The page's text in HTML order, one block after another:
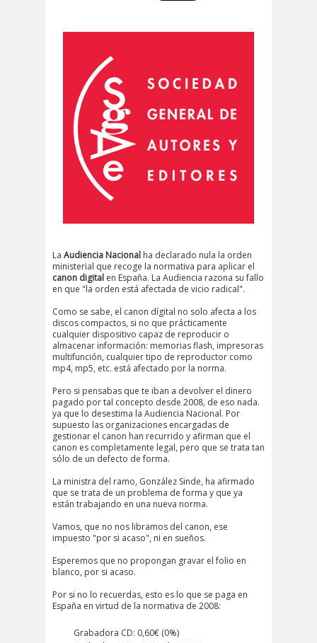
La Audiencia Nacional ha declarado nula la orden
ministerial que recoge la normativa para aplicar el
canon digital en España. La Audiencia razona su fallo
en que "la orden está afectada de vicio radical".
Como se sabe, el canon dígital no solo afecta a los
discos compactos, si no que prácticamente
cualquier dispositivo capaz de reproducir o
almacenar información: memorias flash, impresoras
multifunción, cualquier tipo de reproductor como
mp4, mp5, etc. está afectado por la norma.
Pero si pensabas que te iban a devolver el dinero
pagado por tal concepto desde 2008, de eso nada.
ya que lo desestima la Audiencia Nacional. Por
supuesto las organizaciones encargadas de
gestionar el canon han recurrido y afirman que el
canon es completamente legal, pero que se trata tan
sólo de un defecto de forma.
La ministra del ramo, González Sinde, ha afirmado
que se trata de un problema de forma y que ya
están trabajando en una nueva norma.
Vamos, que no nos libramos del canon, ese
impuesto "por si acaso", ni en sueños.
Esperemos que no propongan gravar el folio en
blanco, por si acaso.
Por si no lo recuerdas, esto es lo que se paga en
España en virtud de la normativa de 2008:
Grabadora CD: 0,60€ (0%)